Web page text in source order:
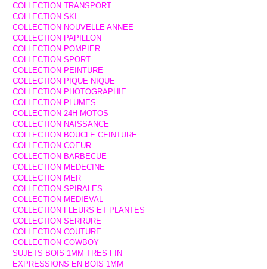
COLLECTION TRANSPORT
COLLECTION SKI
COLLECTION NOUVELLE ANNEE
COLLECTION PAPILLON
COLLECTION POMPIER
COLLECTION SPORT
COLLECTION PEINTURE
COLLECTION PIQUE NIQUE
COLLECTION PHOTOGRAPHIE
COLLECTION PLUMES
COLLECTION 24H MOTOS
COLLECTION NAISSANCE
COLLECTION BOUCLE CEINTURE
COLLECTION COEUR
COLLECTION BARBECUE
COLLECTION MEDECINE
COLLECTION MER
COLLECTION SPIRALES
COLLECTION MEDIEVAL
COLLECTION FLEURS ET PLANTES
COLLECTION SERRURE
COLLECTION COUTURE
COLLECTION COWBOY
SUJETS BOIS 1MM TRES FIN
EXPRESSIONS EN BOIS 1MM